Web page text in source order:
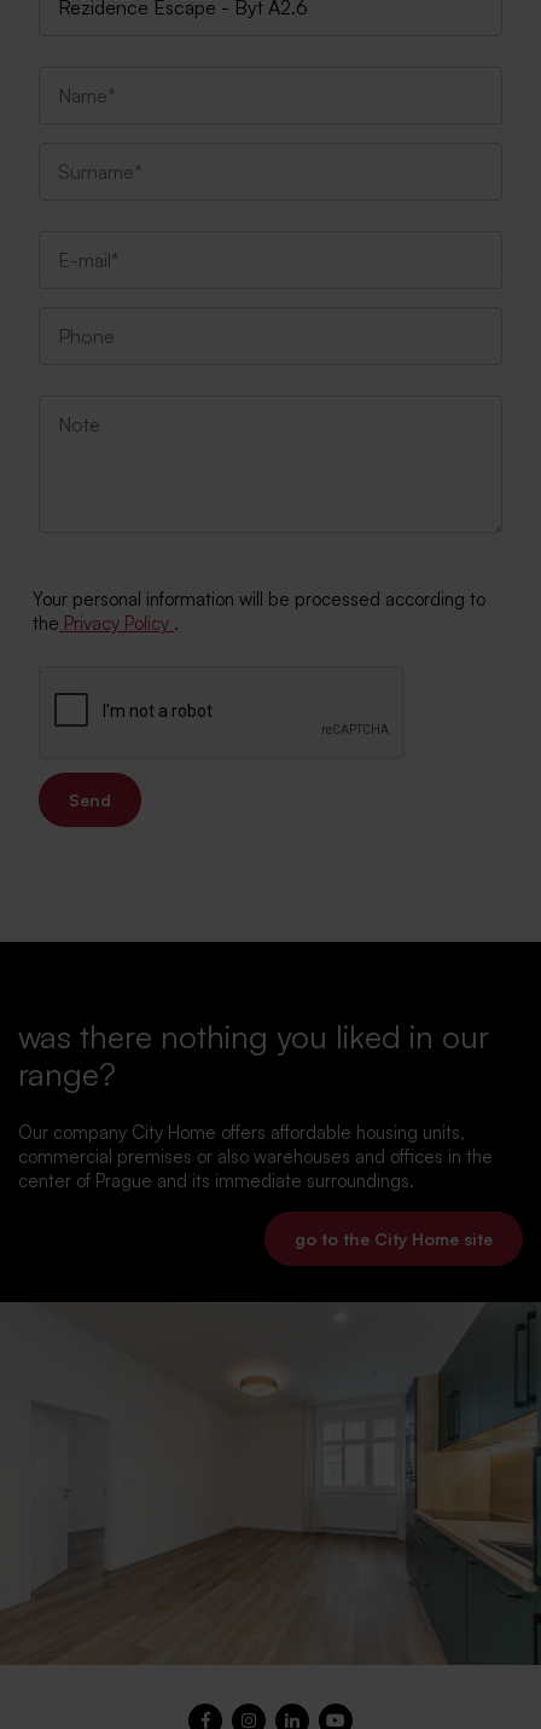
Your personal information will be processed according to
the Privacy Policy .
Send
was there nothing you liked in our
range?
Our company City Home offers affordable housing units,
commercial premises or also warehouses and offices in the
center of Prague and its immediate surroundings.
go to the City Home site